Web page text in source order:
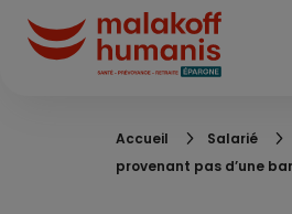
Aller
contenu
Fil
d'Ariane
Accueil Salarié
provenant pas d’une